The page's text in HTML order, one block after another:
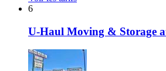
6
U-Haul Moving & Storage